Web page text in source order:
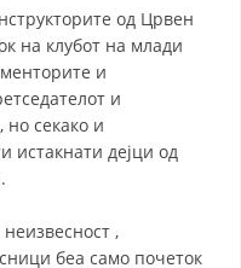
ПОСТАВЕНОСТ
ПРАВО
АМБЛЕМОТ
од Црвен
на клубот на млади
и
и
секако и
истакнати дејци од
,
беа само почеток